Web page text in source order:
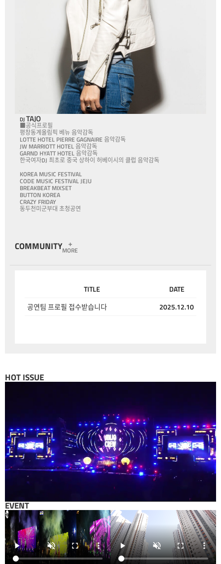
DJTAJO
■공식프로필
평창동계올림픽 베뉴 음악감독
LOTTE HOTEL PIERRE GAGNAIRE 음악감독
JW MARRIOTT HOTEL 음악감독
GARND HYATT HOTEL 음악감독
한국여자DJ 최초로 중국 상하이 허베이시의 클럽 음악감독
KOREA MUSIC FESTIVAL
CODE MUSIC FESTIVAL JEJU
BREAKBEAT MIXSET
BUTTON KOREA
CRAZY FRIDAY
동두천미군부대 초청공연
COMMUNITYMORE
TITLE
DATE
공연팀 프로필 접수받습니다
2025.12.10
HOT ISSUE
EVENT